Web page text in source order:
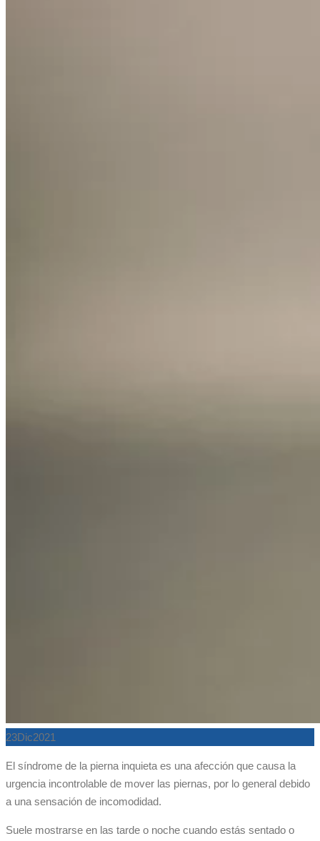
23Dic2021
El síndrome de la pierna inquieta es una afección que causa la
urgencia incontrolable de mover las piernas, por lo general debido
a una sensación de incomodidad.
Suele mostrarse en las tarde o noche cuando estás sentado o